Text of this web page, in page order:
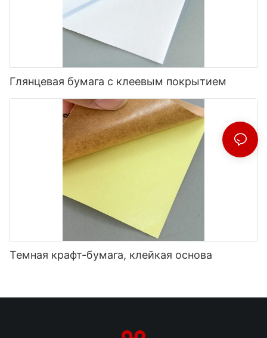
Глянцевая бумага с клеевым покрытием
Темная крафт-бумага, клейкая основа